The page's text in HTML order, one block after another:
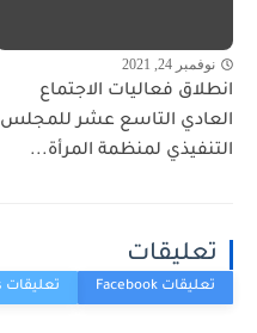
نوفمبر 24, 2021
انطلاق فعاليات الاجتماع
العادي التاسع عشر للمجلس
التنفيذي لمنظمة المرأة...
تعليقات